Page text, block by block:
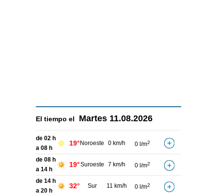
El tiempo el Martes 11.08.2026
de 02 h
a 08 h
19° Noroeste 0 km/h 0 l/m2
de 08 h
a 14 h
19°Suroeste 7 km/h 0 l/m2
de 14 h
a 20 h
32° Sur 11 km/h 0 l/m2